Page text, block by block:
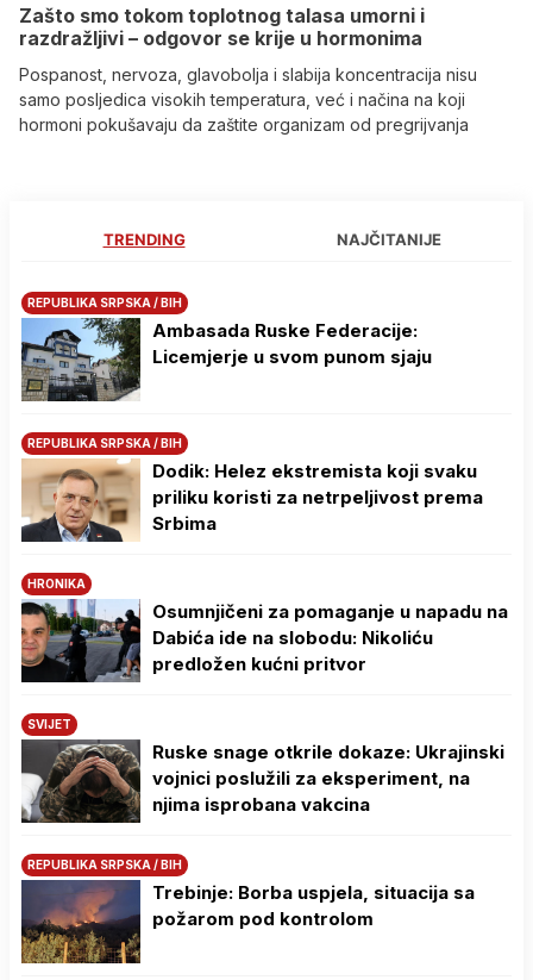
Zašto smo tokom toplotnog talasa umorni i
razdražljivi – odgovor se krije u hormonima
Pospanost, nervoza, glavobolja i slabija koncentracija nisu
samo posljedica visokih temperatura, već i načina na koji
hormoni pokušavaju da zaštite organizam od pregrijvanja
TRENDING NAJČITANIJE
REPUBLIKA SRPSKA / BIH
Ambasada Ruske Federacije:
Licemjerje u svom punom sjaju
REPUBLIKA SRPSKA / BIH
Dodik: Helez ekstremista koji svaku
priliku koristi za netrpeljivost prema
Srbima
HRONIKA
Osumnjičeni za pomaganje u napadu na
Dabića ide na slobodu: Nikoliću
predložen kućni pritvor
SVIJET
Ruske snage otkrile dokaze: Ukrajinski
vojnici poslužili za eksperiment, na
njima isprobana vakcina
REPUBLIKA SRPSKA / BIH
Trebinje: Borba uspjela, situacija sa
požarom pod kontrolom